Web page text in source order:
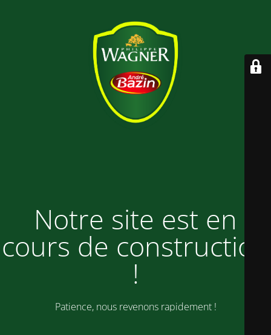
Notre site est en
cours de construction
!
Patience, nous revenons rapidement !